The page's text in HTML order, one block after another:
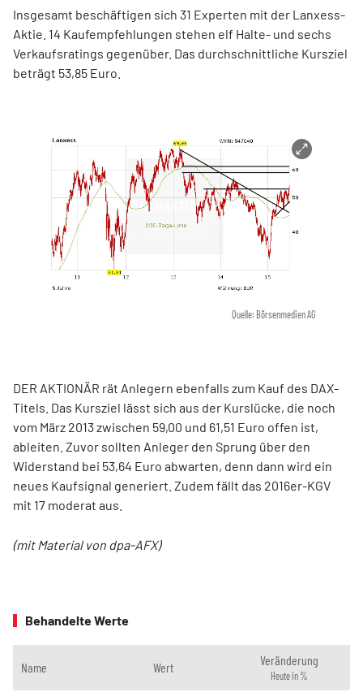
Insgesamt beschäftigen sich 31 Experten mit der Lanxess-
Aktie. 14 Kaufempfehlungen stehen elf Halte- und sechs
Verkaufsratings gegenüber. Das durchschnittliche Kursziel
beträgt 53,85 Euro.
Quelle: Börsenmedien AG
DER AKTIONÄR rät Anlegern ebenfalls zum Kauf des DAX-
Titels. Das Kursziel lässt sich aus der Kurslücke, die noch
vom März 2013 zwischen 59,00 und 61,51 Euro offen ist,
ableiten. Zuvor sollten Anleger den Sprung über den
Widerstand bei 53,64 Euro abwarten, denn dann wird ein
neues Kaufsignal generiert. Zudem fällt das 2016er-KGV
mit 17 moderat aus.
(mit Material von dpa-AFX)
Behandelte Werte
Name Wert Veränderung
Heute in %